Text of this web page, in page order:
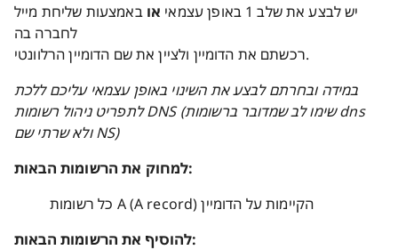
יש לבצע את שלב 1 באופן עצמאי או באמצעות שליחת מייל
לחברה בה
רכשתם את הדומיין ולציין את שם הדומיין הרלוונטי.
במידה ובחרתם לבצע את השינוי באופן עצמאי עליכם ללכת
לתפריט ניהול רשומות DNS (שימו לב שמדובר ברשומות dns
ולא שרתי שם NS)
למחוק את הרשומות הבאות:
כל רשומות A (A record) הקיימות על הדומיין
להוסיף את הרשומות הבאות: